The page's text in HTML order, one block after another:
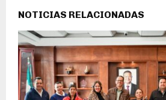
NOTICIAS RELACIONADAS